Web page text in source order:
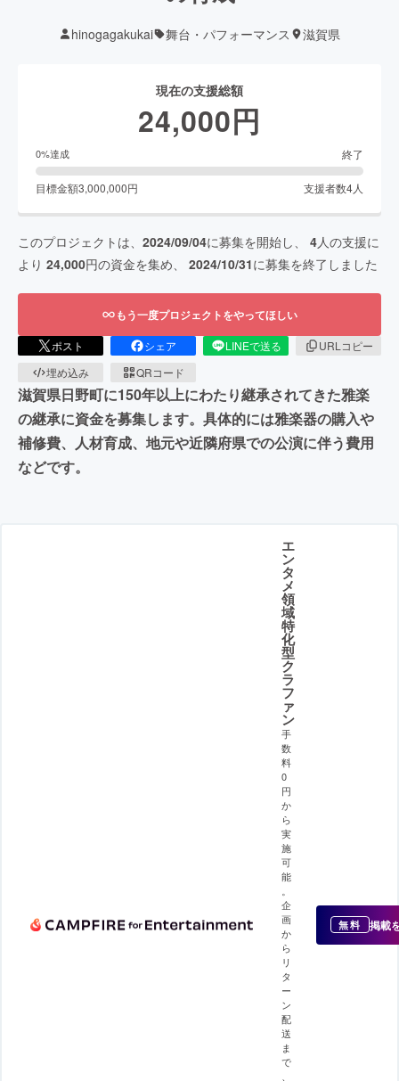
hinogagakukai 舞台・パフォーマンス 滋賀県
現在の支援総額
24,000円
0%達成 終了
目標金額3,000,000円 支援者数4人
このプロジェクトは、 2024/09/04に募集を開始し、 4人の支援に
より 24,000円の資金を集め、 2024/10/31に募集を終了しました
もう一度プロジェクトをやってほしい
ポスト シェア LINEで送る
URLコピー
埋め込み
QRコード
滋賀県日野町に150年以上にわたり継承されてきた雅楽
の継承に資金を募集します。具体的には雅楽器の購入や
補修費、人材育成、地元や近隣府県での公演に伴う費用
などです。
エ
ン
タ
メ
領
域
特
化
型
ク
ラ
フ
ァ
ン
手
数
料
0
円
か
ら
実
施
可
能
企
画
か
ら
リ
タ
ー
ン
配
送
ま
で
無料 掲載